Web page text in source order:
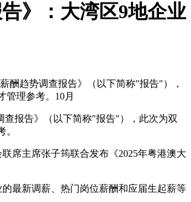
》：大湾区9地企业
酬趋势调查报告》（以下简称"报告"），
管理参考。10月
报告》（以下简称"报告"），此次为双
席主席张子筠联合发布《2025年粤港澳大
最新调薪、热门岗位薪酬和应届生起薪等